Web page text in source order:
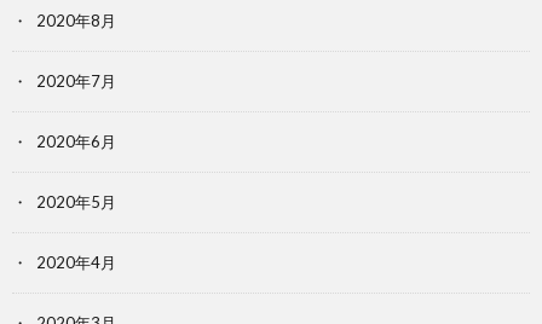
2020年8月
2020年7月
2020年6月
2020年5月
2020年4月